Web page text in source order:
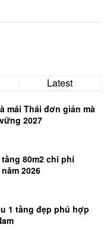
Latest
mái Thái đơn giản mà
2027
80m2 chi phí
2026
1 tầng đẹp phú hợp